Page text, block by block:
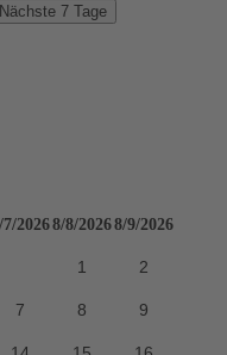
Nächste 7 Tage